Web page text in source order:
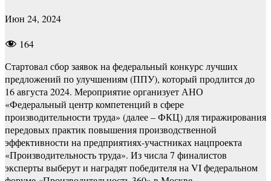
Июн 24, 2024
164
Стартовал сбор заявок на федеральный конкурс лучших
предложений по улучшениям (ППУ), который продлится до
16 августа 2024. Мероприятие организует АНО
«Федеральный центр компетенций в сфере
производительности труда» (далее – ФКЦ) для тиражирования
передовых практик повышения производственной
эффективности на предприятиях-участниках нацпроекта
«Производительность труда». Из числа 7 финалистов
эксперты выберут и наградят победителя на VI федеральном